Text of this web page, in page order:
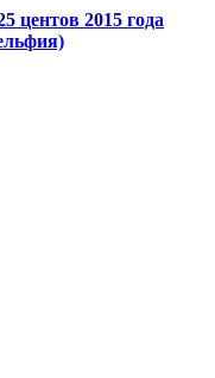
центов 2015 года